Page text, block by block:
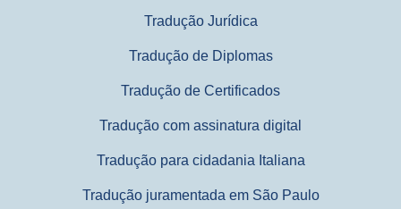
Tradução Jurídica
Tradução de Diplomas
Tradução de Certificados
Tradução com assinatura digital
Tradução para cidadania Italiana
Tradução juramentada em São Paulo